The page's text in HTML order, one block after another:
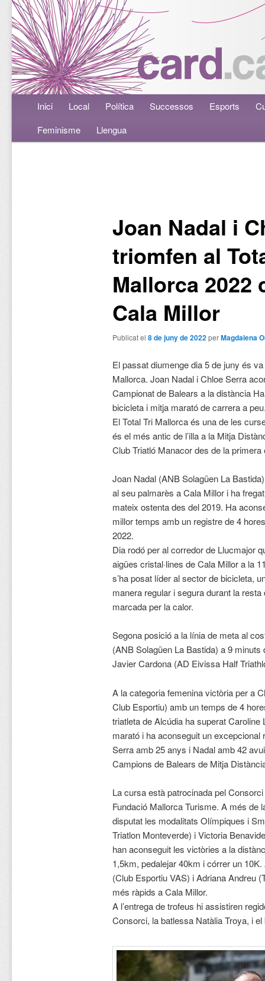
Menú principalAneu al contingut principal
Aneu al contingut secundari
Inici Local Política Successos Esports
Feminisme
Llengua
Joan Nadal i
triomfen al
Mallorca 2022
Cala Millor
Publicat el 8 de juny de 2022perMagdalena
El passat diumenge dia 5 de juny és
Mallorca. Joan Nadal i Chloe Serra
Campionat de Balears a la distància
bicicleta i mitja marató de carrera a
El Total Tri Mallorca és una de les
és el més antic de l’illa a la Mitja
Club Triatló Manacor des de la primera
Joan Nadal (ANB Solagüen La
al seu palmarès a Cala Millor i ha
mateix ostenta des del 2019. Ha
millor temps amb un registre de 4
2022.
Dia rodó per al corredor de Llucmajor
aigües cristal·lines de Cala Millor a la
s’ha posat líder al sector de bicicleta,
manera regular i segura durant la
marcada per la calor.
Segona posició a la línia de meta al
(ANB Solagüen La Bastida) a 9
Javier Cardona (AD Eivissa Half
A la categoria femenina victòria per a
Club Esportiu) amb un temps de 4
triatleta de Alcúdia ha superat
marató i ha aconseguit un excepcional
Serra amb 25 anys i Nadal amb 42
Campions de Balears de Mitja
La cursa està patrocinada pel
Fundació Mallorca Turisme. A més de
disputat les modalitats Olímpiques i
Triatlon Monteverde) i Victoria
han aconseguit les victòries a la
1,5km, pedalejar 40km i córrer un
(Club Esportiu VAS) i Adriana Andreu
més ràpids a Cala Millor.
A l’entrega de trofeus hi assistiren
Consorci, la batlessa Natàlia Troya, i